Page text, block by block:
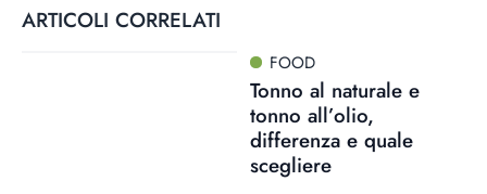
ARTICOLI CORRELATI
FOOD
Tonno al naturale e
tonno all’olio,
differenza e quale
scegliere